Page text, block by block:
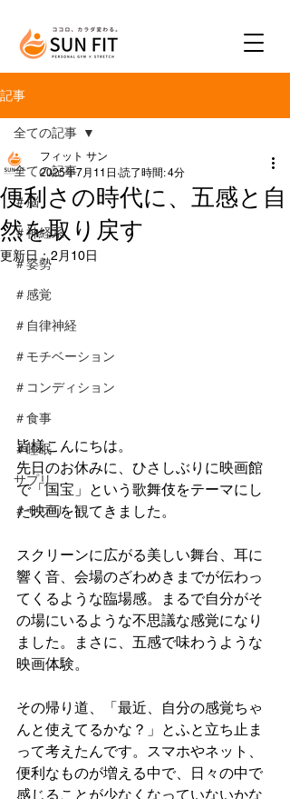
記事
全ての記事
＃脳
＃神経系
＃姿勢
＃感覚
＃自律神経
＃モチベーション
＃コンディション
＃食事
＃睡眠
サプリ
＃サプリ
全ての記事
便利さの時代に、五感と自
然を取り戻す
フィット サン
2025年7月11日 読了時間: 4分
更新日：2月10日
皆様こんにちは。
先日のお休みに、ひさしぶりに映画館
で「国宝」という歌舞伎をテーマにし
た映画を観てきました。
スクリーンに広がる美しい舞台、耳に
響く音、会場のざわめきまでが伝わっ
てくるような臨場感。まるで自分がそ
の場にいるような不思議な感覚になり
ました。まさに、五感で味わうような
映画体験。
その帰り道、「最近、自分の感覚ちゃ
んと使えてるかな？」とふと立ち止ま
って考えたんです。スマホやネット、
便利なものが増える中で、日々の中で
感じることが少なくなっていないかな